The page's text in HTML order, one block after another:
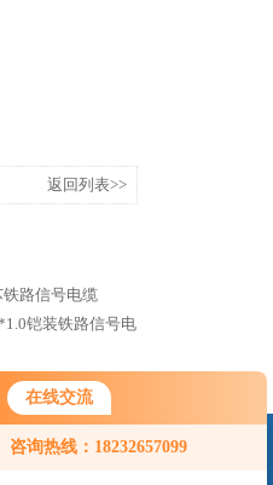
在线交流
咨询热线：18232657099
返回列表>>
路信号电缆
铠装铁路信号电